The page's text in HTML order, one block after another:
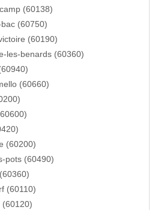
(60138)
(60750)
(60190)
les-benards (60360)
(60660)
(60200)
pots (60490)
(60110)
(60120)